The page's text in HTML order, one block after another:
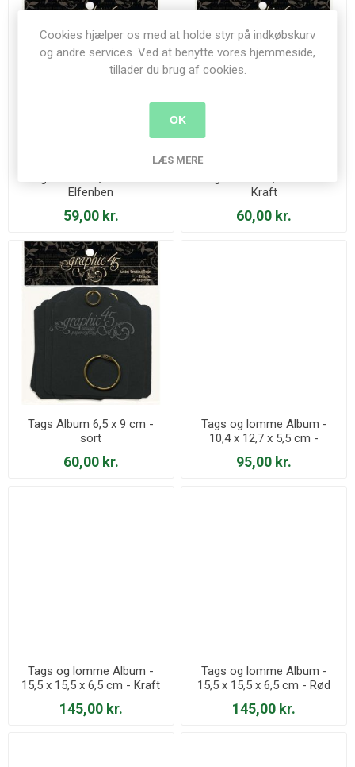
Elfenben
59,00 kr.
Kraft
60,00 kr.
Tags Album 6,5 x 9 cm -
sort
60,00 kr.
Tags og lomme Album -
10,4 x 12,7 x 5,5 cm -
Elfenben
95,00 kr.
Tags og lomme Album -
15,5 x 15,5 x 6,5 cm - Kraft
145,00 kr.
Tags og lomme Album -
15,5 x 15,5 x 6,5 cm - Rød
145,00 kr.
Cookies hjælper os med at holde styr på indkøbskurv
og andre services. Ved at benytte vores hjemmeside,
tillader du brug af cookies.
OK
LÆS MERE